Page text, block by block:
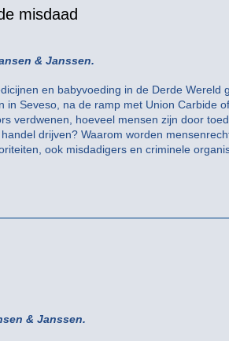
misdaad
& Janssen.
en babyvoeding in de Derde Wereld
Seveso, na de ramp met Union Carbide
verdwenen, hoeveel mensen zijn door
drijven? Waarom worden
ook misdadigers en criminele
& Janssen.